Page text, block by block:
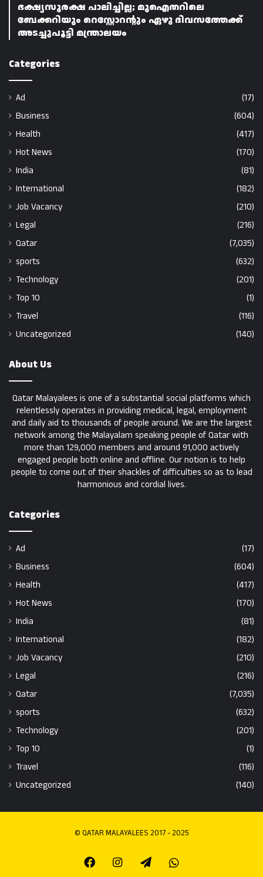
ഭക്ഷ്യസുരക്ഷ പാലിച്ചില്ല; മുഐതറിലെ
ബേക്കറിയും റെസ്റ്റോറന്റും ഏഴു ദിവസത്തേക്ക്
അടച്ചുപൂട്ടി മന്ത്രാലയം
Categories
Ad
(17)
Business
(604)
Health
(417)
Hot News
(170)
India
(81)
International
(182)
Job Vacancy
(210)
Legal
(216)
Qatar
(7,035)
sports
(632)
Technology
(201)
Top 10
(1)
Travel
(116)
Uncategorized
(140)
About Us
Qatar Malayalees is one of a substantial social platforms which
relentlessly operates in providing medical, legal, employment
and daily aid to thousands of people around. We are the largest
network among the Malayalam speaking people of Qatar with
more than 129,000 members and around 91,000 actively
engaged people both online and offline. Our notion is to help
people to come out of their shackles of difficulties so as to lead
harmonious and cordial lives.
Categories
Ad
(17)
Business
(604)
Health
(417)
Hot News
(170)
India
(81)
International
(182)
Job Vacancy
(210)
Legal
(216)
Qatar
(7,035)
sports
(632)
Technology
(201)
Top 10
(1)
Travel
(116)
Uncategorized
(140)
© QATAR MALAYALEES 2017 - 2025
FacebookInstagramTelegramWhatsapp